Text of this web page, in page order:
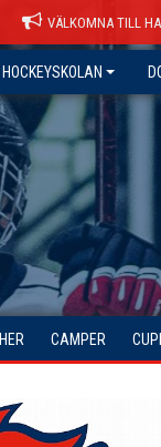
VÄLKOMNA TILL
HOCKEYSKOLAN
CAMPER